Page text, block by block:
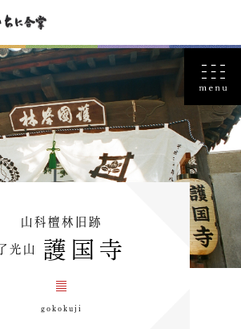
山科檀林旧跡
了光山 護国寺
gokokuji